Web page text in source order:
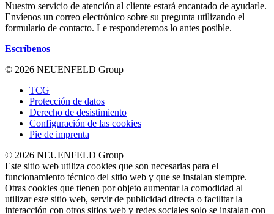
Nuestro servicio de atención al cliente estará encantado de ayudarle.
Envíenos un correo electrónico sobre su pregunta utilizando el
formulario de contacto. Le responderemos lo antes posible.
Escríbenos
© 2026 NEUENFELD Group
TCG
Protección de datos
Derecho de desistimiento
Configuración de las cookies
Pie de imprenta
© 2026 NEUENFELD Group
Este sitio web utiliza cookies que son necesarias para el
funcionamiento técnico del sitio web y que se instalan siempre.
Otras cookies que tienen por objeto aumentar la comodidad al
utilizar este sitio web, servir de publicidad directa o facilitar la
interacción con otros sitios web y redes sociales solo se instalan con